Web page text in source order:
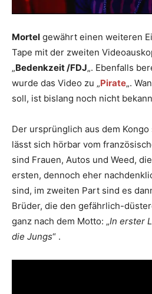
Mortel gewährt einen weiteren
Tape mit der zweiten
„Bedenkzeit /FDJ„. Ebenfalls
wurde das Video zu „Pirate„.
soll, ist bislang noch nicht
Der ursprünglich aus dem
lässt sich hörbar vom
sind Frauen, Autos und Weed,
ersten, dennoch eher
sind, im zweiten Part sind es
Brüder, die den gefährlich-
ganz nach dem Motto: „In erster
die Jungs“ .